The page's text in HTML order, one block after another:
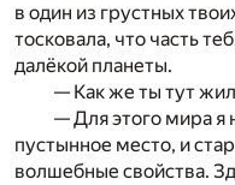
в один из грустных
тосковала, что часть
далёкой планеты.
— Как же ты тут
— Для этого мира я
пустынное место, и
волшебные свойства.